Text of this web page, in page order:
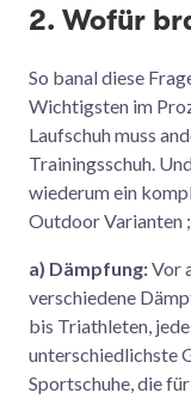
2. Wofür
So banal diese
Wichtigsten im
Laufschuh muss
Trainingsschuh.
wiederum ein
Outdoor Varianten
a) Dämpfung:Vor
verschiedene
bis Triathleten,
unterschiedlichste
Sportschuhe, die